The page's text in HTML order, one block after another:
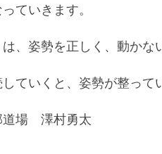
ていきます。
、姿勢を正しく、動かな
ていくと、姿勢が整って
道場 澤村勇太